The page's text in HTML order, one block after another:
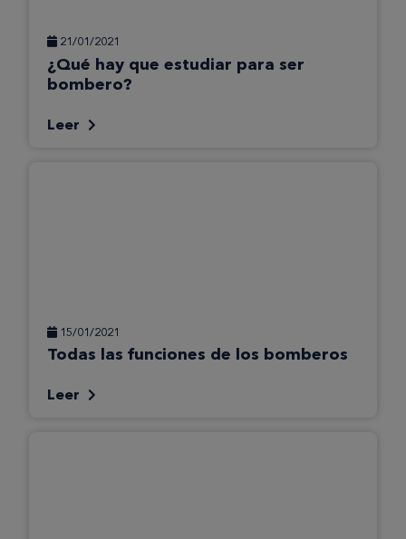
21/01/2021
¿Qué hay que estudiar para ser
bombero?
Leer
15/01/2021
Todas las funciones de los bomberos
Leer